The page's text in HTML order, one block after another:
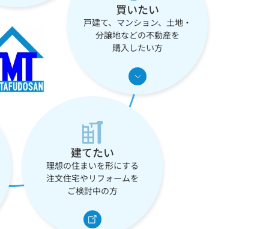
買いたい
戸建て、マンション、土地・
分譲地などの不動産を
購入したい方
建てたい
理想の住まいを形にする
注文住宅やリフォームを
ご検討中の方